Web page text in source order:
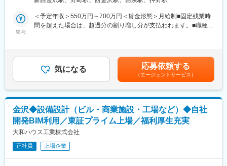
■給与／インセンティブについて：
■組織構成：
売買仲介営業：6名在籍（役職者2名／メンバー4名）
◆20代・30代が中心の若く活気ある組織◎異業種からの転職者も
多数活躍中
◆報告・連絡・相談・確認が徹底されており、コミュニケーショ
ンが活発
■働き方：
■採用背景：
新規事業の立ち上げや新規出店計画が進んでいるため、増員募
■仕事内容：
物件購入を考えているお客様に対して、ご希望のヒアリング・物
件紹介・資金計画などまでご提案する仕事です！
・物件のご案内
・金融機関の紹介や資金計画のご提案
・査定や売却のご提案
「不動産を売りたい」というお客様に対して、査定・販売戦略提
案を行ない、価格を決定。営業・広告活動を行ない、買い手を見
つけます。
給与
＜予定年収＞550万円～700万円＜賃金形態＞月給制■固定残業時
間を超えた場合は、超過分の割り増し分が支払われます。■職種手
の残業手当は追加支給＜月給＞360,000円～450,000円（一律手当
を含む）＜昇給有無＞有＜残業手当＞有＜給与補足＞■賞与：年2
回（7月・12月）■昇給：年2回（1月・7月）賃金はあくまでも目
安の金額であり、選考を通じて上下する可能性があります。月給
(月額)は固定手当を含めた表記です。
気になる 応募依頼する
（エージェントサービス）
金沢◆設備設計（ビル・商業施設・工場など）◆自社
開発BIM利用／東証プライム上場／福利厚生充実
大和ハウス工業株式会社
正社員 上場企業